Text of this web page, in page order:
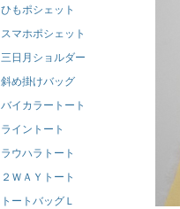
ひもポシェット
スマホポシェット
三日月ショルダー
斜め掛けバッグ
バイカラートート
ライントート
ラウハラトート
２ＷＡＹトート
トートバッグＬ